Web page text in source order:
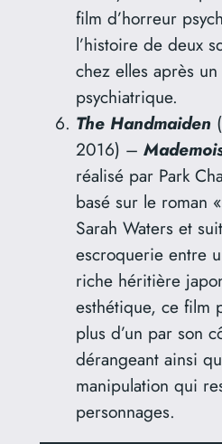
film d’horreur
l’histoire de deux
chez elles après
psychiatrique.
The Handmaiden
2016) –
réalisé par Park
basé sur le roman
Sarah Waters et
escroquerie entre
riche héritière
esthétique, ce film
plus d’un par son
dérangeant ainsi
manipulation qui
personnages.